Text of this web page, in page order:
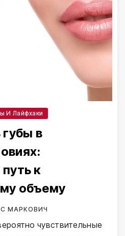
И Лайфхаки
губы в
к
объему
МАРКОВИЧ
чувствительные